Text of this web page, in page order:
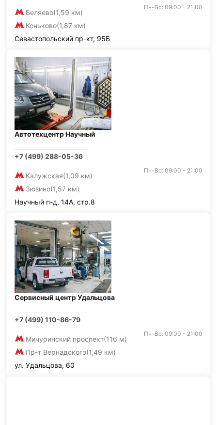
Беляево(1,59 км)
Коньково(1,87 км)
Пн-Вс: 09:00 - 21:00
Севастопольский пр-кт, 95Б
Автотехцентр Научный
+7 (499) 288-05-36
Калужская(1,09 км)
Зюзино(1,57 км)
Пн-Вс: 09:00 - 21:00
Научный п-д, 14А, стр.8
Сервисный центр Удальцова
+7 (499) 110-86-79
Мичуринский проспект(116 м)
Пр-т Вернадского(1,49 км)
Пн-Вс: 09:00 - 21:00
ул. Удальцова, 60